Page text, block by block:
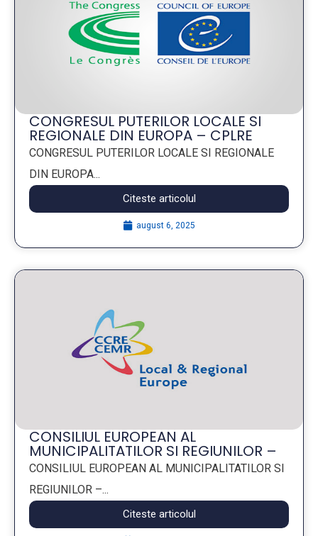
CONGRESUL PUTERILOR LOCALE SI
REGIONALE DIN EUROPA – CPLRE
CONGRESUL PUTERILOR LOCALE SI REGIONALE
DIN EUROPA...
Citeste articolul
august 6, 2025
CONSILIUL EUROPEAN AL
MUNICIPALITATILOR SI REGIUNILOR –
CEMR
CONSILIUL EUROPEAN AL MUNICIPALITATILOR SI
REGIUNILOR –...
Citeste articolul